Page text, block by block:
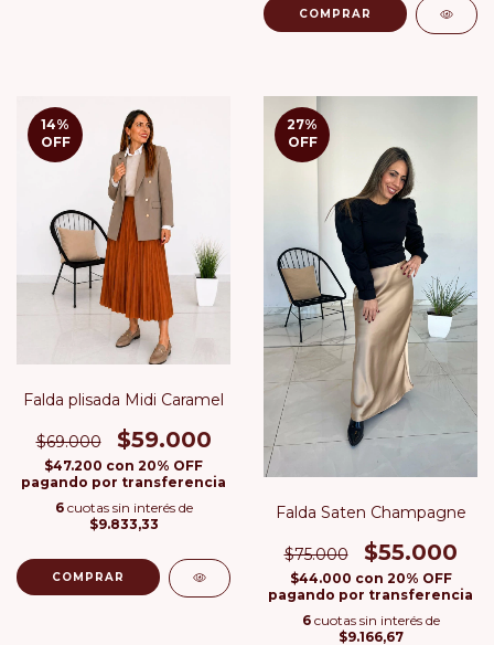
COMPRAR
14%
OFF
Falda plisada Midi Caramel
$69.000 $59.000
$47.200 con 20% OFF
pagando por transferencia
6 cuotas sin interés de
$9.833,33
COMPRAR
27%
OFF
Falda Saten Champagne
$75.000 $55.000
$44.000 con 20% OFF
pagando por transferencia
6 cuotas sin interés de
$9.166,67